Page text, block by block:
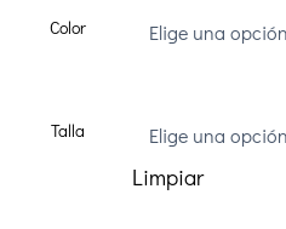
Color
Talla
Limpiar